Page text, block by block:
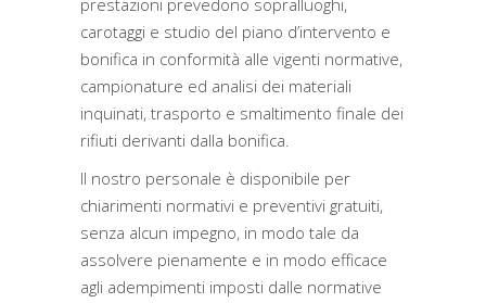
prestazioni prevedono sopralluoghi,
carotaggi e studio del piano d’intervento e
bonifica in conformità alle vigenti normative,
campionature ed analisi dei materiali
inquinati, trasporto e smaltimento finale dei
rifiuti derivanti dalla bonifica.
Il nostro personale è disponibile per
chiarimenti normativi e preventivi gratuiti,
senza alcun impegno, in modo tale da
assolvere pienamente e in modo efficace
agli adempimenti imposti dalle normative